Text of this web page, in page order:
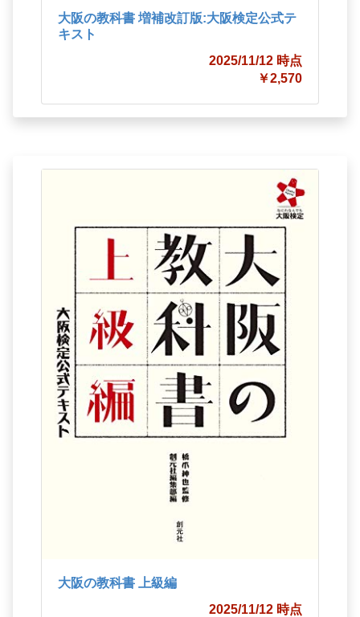
大阪の教科書 増補改訂版:大阪検定公式テ
キスト
2025/11/12 時点
￥2,570
大阪の教科書 上級編
2025/11/12 時点